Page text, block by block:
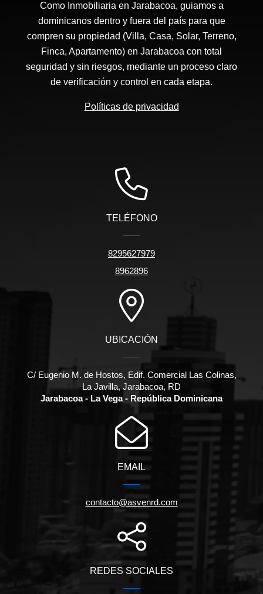
Como Inmobiliaria en Jarabacoa, guiamos a
dominicanos dentro y fuera del país para que
compren su propiedad (Villa, Casa, Solar, Terreno,
Finca, Apartamento) en Jarabacoa con total
seguridad y sin riesgos, mediante un proceso claro
de verificación y control en cada etapa.
Políticas de privacidad
TELÉFONO
8295627979
8962896
UBICACIÓN
C/ Eugenio M. de Hostos, Edif. Comercial Las Colinas,
La Javilla, Jarabacoa, RD
Jarabacoa - La Vega - República Dominicana
EMAIL
contacto@asvenrd.com
REDES SOCIALES